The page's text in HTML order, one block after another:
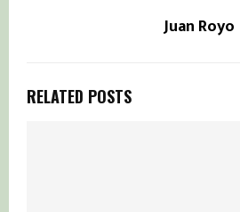
Juan Royo
RELATED POSTS